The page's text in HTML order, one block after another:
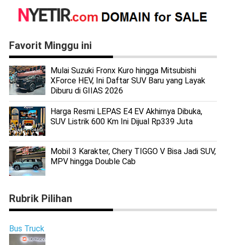
Favorit Minggu ini
Mulai Suzuki Fronx Kuro hingga Mitsubishi
XForce HEV, Ini Daftar SUV Baru yang Layak
Diburu di GIIAS 2026
Harga Resmi LEPAS E4 EV Akhirnya Dibuka,
SUV Listrik 600 Km Ini Dijual Rp339 Juta
Mobil 3 Karakter, Chery TIGGO V Bisa Jadi SUV,
MPV hingga Double Cab
Rubrik Pilihan
Bus Truck